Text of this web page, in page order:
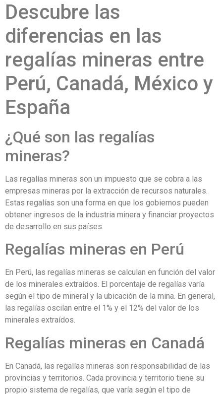
Descubre las
diferencias en las
regalías mineras entre
Perú, Canadá, México y
España
¿Qué son las regalías
mineras?
Las regalías mineras son un impuesto que se cobra a las
empresas mineras por la extracción de recursos naturales.
Estas regalías son una forma en que los gobiernos pueden
obtener ingresos de la industria minera y financiar proyectos
de desarrollo en sus países.
Regalías mineras en Perú
En Perú, las regalías mineras se calculan en función del valor
de los minerales extraídos. El porcentaje de regalías varía
según el tipo de mineral y la ubicación de la mina. En general,
las regalías oscilan entre el 1% y el 12% del valor de los
minerales extraídos.
Regalías mineras en Canadá
En Canadá, las regalías mineras son responsabilidad de las
provincias y territorios. Cada provincia y territorio tiene su
propio sistema de regalías, que varía según el tipo de